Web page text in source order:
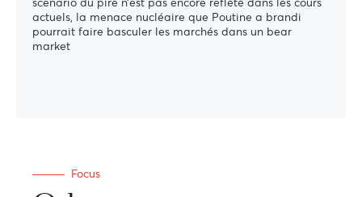
actuels, la menace nucléaire que Poutine a brandi
pourrait faire basculer les marchés dans un bear
market
Focus